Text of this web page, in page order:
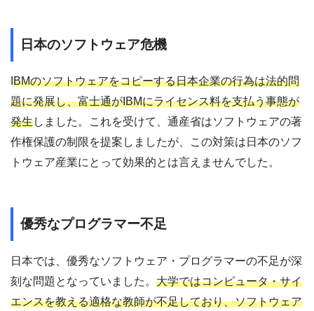
日本のソフトウェア危機
BMのソフトウェアをコピーする日本企業の行為は法的問
題に発展し、富士通がIBMにライセンス料を支払う事態が
発生しました。これを受けて、通産省はソフトウェアの著
作権保護の制限を提案しましたが、この対策は日本のソフ
トウェア産業にとって効果的とは言えませんでした。
優秀なプログラマー不足
日本では、優秀なソフトウェア・プログラマーの不足が深
刻な問題となっていました。 大学ではコンピュータ・サイ
エンスを教える適格な教師が不足しており、ソフトウェア